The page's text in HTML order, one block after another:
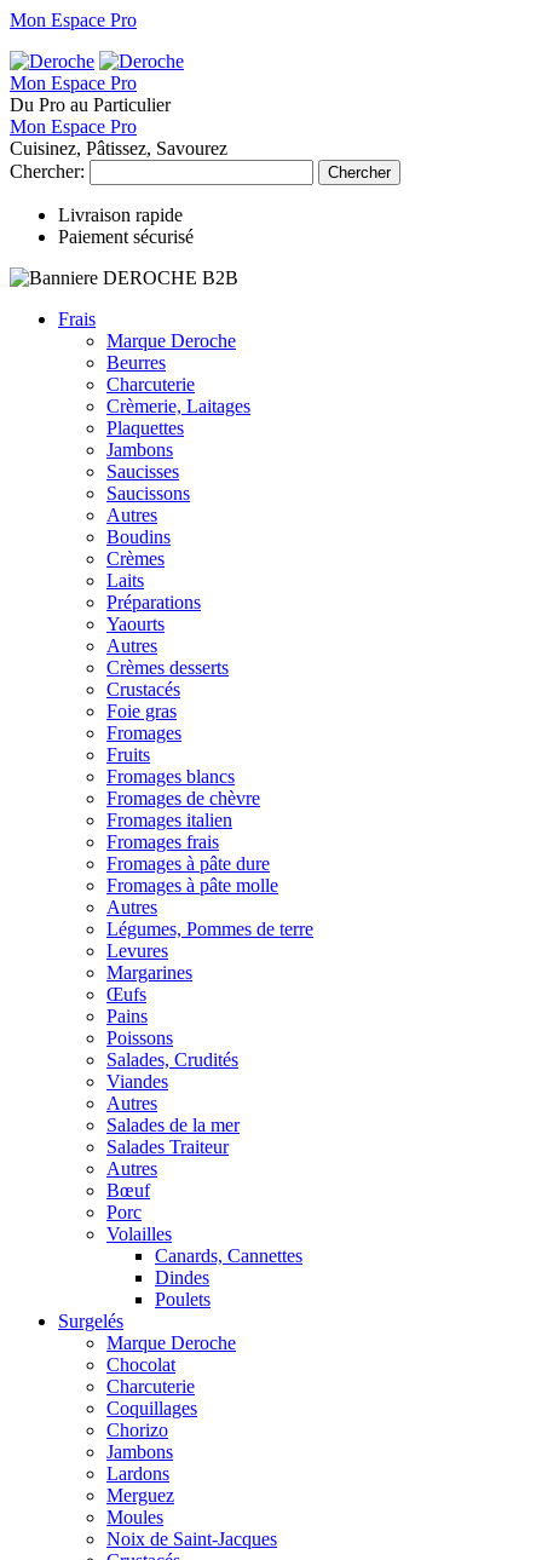
Mon Espace Pro
Mon Espace Pro
Du Pro au Particulier
Mon Espace Pro
Cuisinez, Pâtissez, Savourez
Chercher:
Chercher
Livraison rapide
Paiement sécurisé
Frais
Marque Deroche
Beurres
Charcuterie
Crèmerie, Laitages
Plaquettes
Jambons
Saucisses
Saucissons
Autres
Boudins
Crèmes
Laits
Préparations
Yaourts
Autres
Crèmes desserts
Crustacés
Foie gras
Fromages
Fruits
Fromages blancs
Fromages de chèvre
Fromages italien
Fromages frais
Fromages à pâte dure
Fromages à pâte molle
Autres
Légumes, Pommes de terre
Levures
Margarines
Œufs
Pains
Poissons
Salades, Crudités
Viandes
Autres
Salades de la mer
Salades Traiteur
Autres
Bœuf
Porc
Volailles
Canards, Cannettes
Dindes
Poulets
Surgelés
Marque Deroche
Chocolat
Charcuterie
Coquillages
Chorizo
Jambons
Lardons
Merguez
Moules
Noix de Saint-Jacques